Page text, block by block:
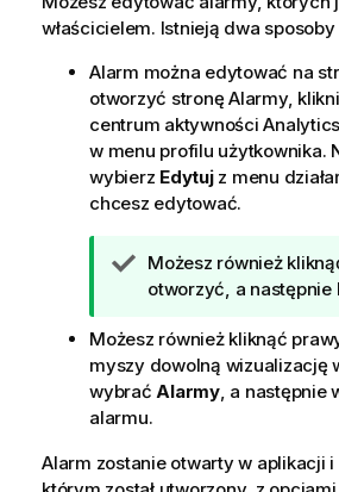
właścicielem. Istnieją dwa
Alarm można edytować na
otworzyć stronę Alarmy,
centrum aktywności Analytics
w menu profilu użytkownika.
wybierz Edytujz menu
chcesz edytować.
W
s
a
z
ó
w
a
Możesz również
otworzyć, a następnie
Możesz również kliknąć
myszy dowolną wizualizację
wybraćAlarmy, a następnie
alarmu.
Alarm zostanie otwarty w aplikacji i